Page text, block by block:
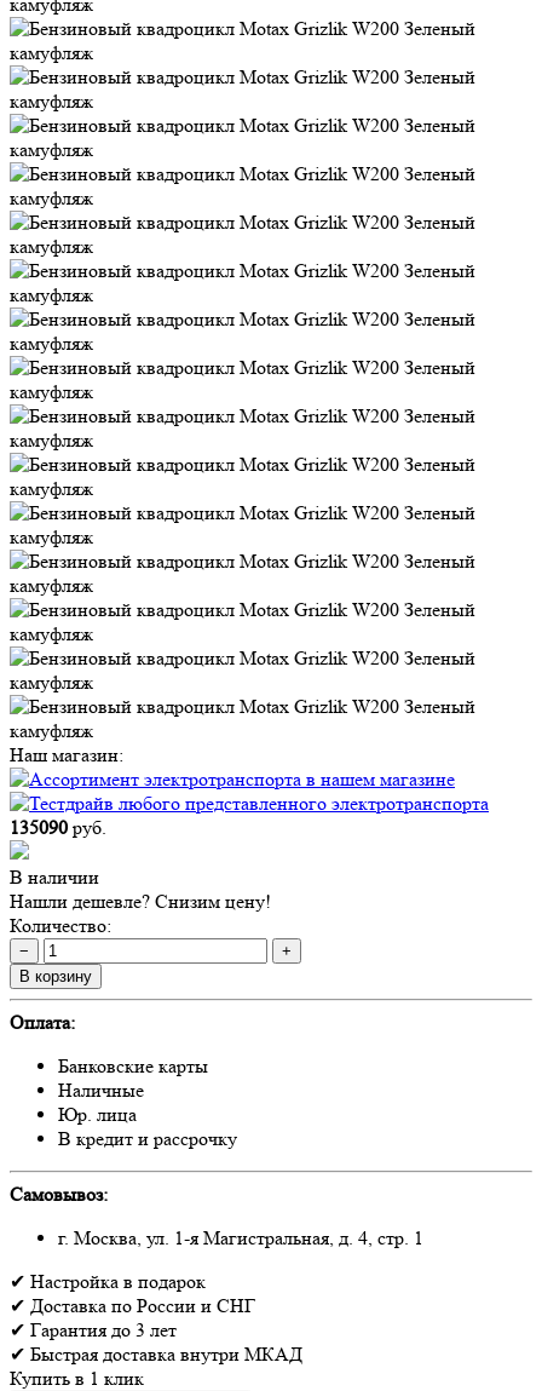
Наш магазин:
135090 руб.
В наличии
Нашли дешевле? Снизим цену!
Количество:
−
+
В корзину
Оплата:
Банковские карты
Наличные
Юр. лица
В кредит и рассрочку
Самовывоз:
г. Москва, ул. 1-я Магистральная, д. 4, стр. 1
✔ Настройка в подарок
✔ Доставка по России и СНГ
✔ Гарантия до 3 лет
✔ Быстрая доставка внутри МКАД
Купить в 1 клик